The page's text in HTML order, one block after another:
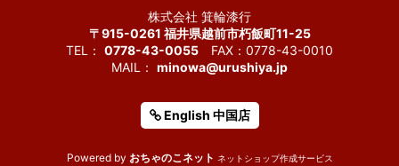
株式会社 箕輪漆行
〒915-0261 福井県越前市朽飯町11-25
TEL： 0778-43-0055 FAX：0778-43-0010
MAIL： minowa@urushiya.jp
English 中国店
Powered by おちゃのこネット ネットショップ作成サービス